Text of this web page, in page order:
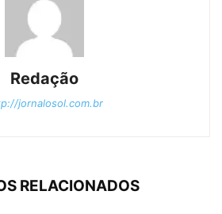
Redação
jornalosol.com.br
RELACIONADOS